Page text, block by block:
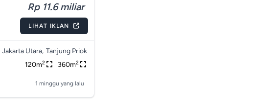
Rp 11.6 miliar
LIHAT IKLAN
Jakarta Utara, Tanjung Priok
120m2 360m2
1 minggu yang lalu